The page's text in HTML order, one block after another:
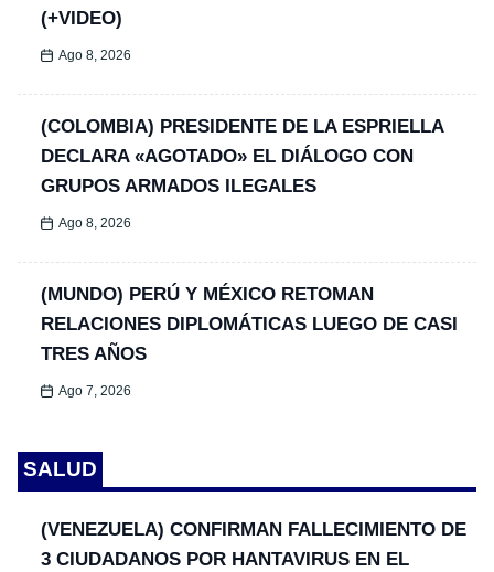
(+VIDEO)
Ago 8, 2026
(COLOMBIA) PRESIDENTE DE LA ESPRIELLA
DECLARA «AGOTADO» EL DIÁLOGO CON
GRUPOS ARMADOS ILEGALES
Ago 8, 2026
(MUNDO) PERÚ Y MÉXICO RETOMAN
RELACIONES DIPLOMÁTICAS LUEGO DE CASI
TRES AÑOS
Ago 7, 2026
SALUD
(VENEZUELA) CONFIRMAN FALLECIMIENTO DE
3 CIUDADANOS POR HANTAVIRUS EN EL